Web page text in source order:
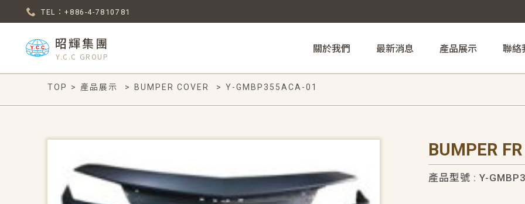
TEL：+886-4-7810781
昭輝集團
Y.C.C GROUP
關於我們 最新消息 產品展示 聯絡
TOP > 產品展示 > BUMPER COVER > Y-GMBP355ACA-01
BUMPER
產品型號 : Y-